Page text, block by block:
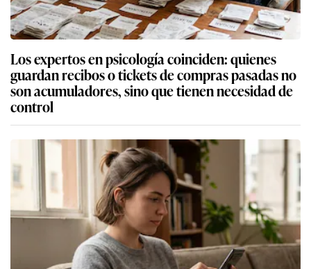
Los expertos en psicología coinciden: quienes
guardan recibos o tickets de compras pasadas no
son acumuladores, sino que tienen necesidad de
control